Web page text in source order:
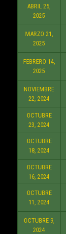
ABRIL 25,
2025
MARZO 21,
2025
FEBRERO 14,
2025
NOVIEMBRE
22, 2024
OCTUBRE
23, 2024
OCTUBRE
18, 2024
OCTUBRE
16, 2024
OCTUBRE
11, 2024
OCTUBRE 9,
2024